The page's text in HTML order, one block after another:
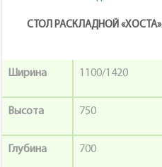
СТОЛ РАСКЛАДНОЙ «ХОСТА»
Ширина 1100/1420
Высота 750
Глубина 700